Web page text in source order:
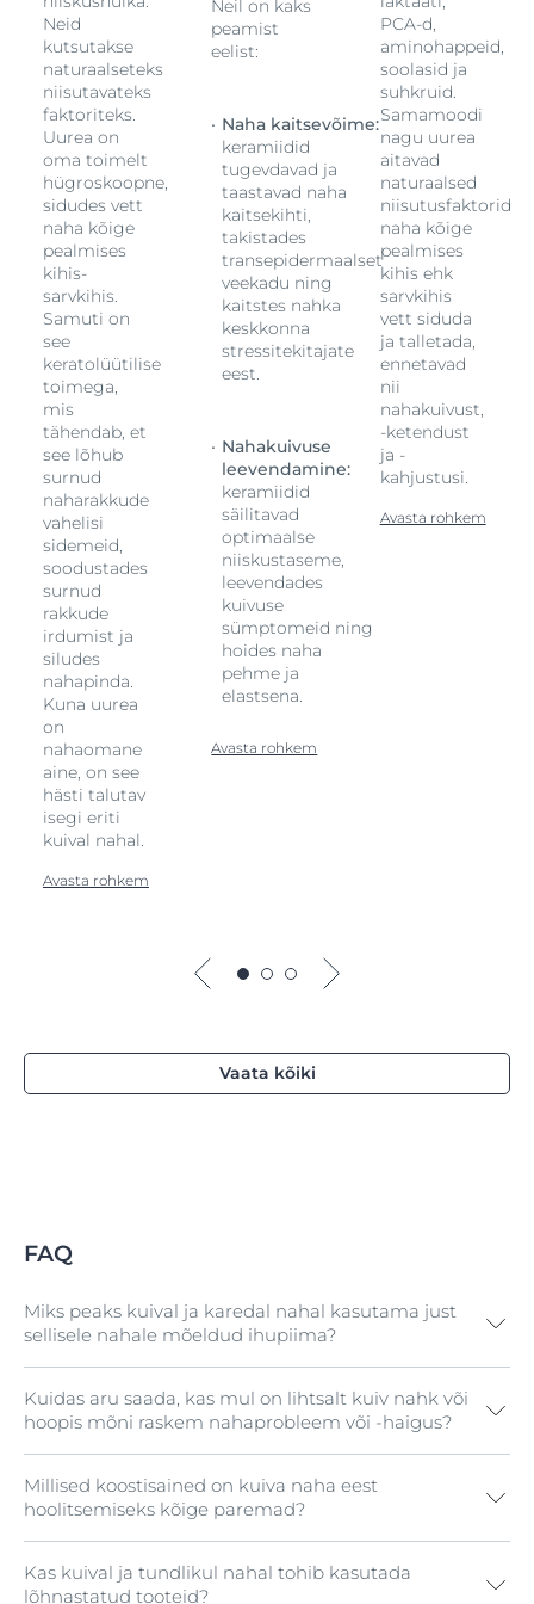
Neid
kutsutakse
naturaalseteks
niisutavateks
faktoriteks.
Uurea on
oma toimelt
hügroskoopne,
sidudes vett
naha kõige
pealmises
kihis-
sarvkihis.
Samuti on
see
keratolüütilise
toimega,
mis
tähendab, et
see lõhub
surnud
naharakkude
vahelisi
sidemeid,
soodustades
surnud
rakkude
irdumist ja
siludes
nahapinda.
Kuna uurea
on
nahaomane
aine, on see
hästi talutav
isegi eriti
kuival nahal.
Avasta rohkem
Neil on kaks
peamist
eelist:
Naha kaitsevõime:
keramiidid
tugevdavad ja
taastavad naha
kaitsekihti,
takistades
transepidermaalset
veekadu ning
kaitstes nahka
keskkonna
stressitekitajate
eest.
Nahakuivuse
leevendamine:
keramiidid
säilitavad
optimaalse
niiskustaseme,
leevendades
kuivuse
sümptomeid ning
hoides naha
pehme ja
elastsena.
Avasta rohkem
PCA-d,
aminohappeid,
soolasid ja
suhkruid.
Samamoodi
nagu uurea
aitavad
naturaalsed
niisutusfaktorid
naha kõige
pealmises
kihis ehk
sarvkihis
vett siduda
ja talletada,
ennetavad
nii
nahakuivust,
-ketendust
ja -
kahjustusi.
Avasta rohkem
Vaata kõiki
FAQ
Miks peaks kuival ja karedal nahal kasutama just
sellisele nahale mõeldud ihupiima?
Niisutavad tooted, mis on mõeldud kuivale ja karedale
nahale, sisaldavad rohkelt koostisaineid, mida nahk
vajab selleks, et ennetada niiskuskadu, siduda rohkem
vett ning tugevdada oma kaitsekihti. Kui kuiva naha
eest ei hoolitseta või tehakse seda tootega, mis ei
sisalda vajalikke koostisaineid, võib nahk muutuda
veelgi kuivemaks ja hakata isegi lõhenema.
Eucerin UreaRepair PLUS rahustava lõhna ja uureaga
Kuidas aru saada, kas mul on lihtsalt kuiv nahk või
hoopis mõni raskem nahaprobleem või -haigus?
Meie veebisaidilt leiad teavet kuiva naha, kseroosi ning
selliste nahaprobleemide kohta nagu ekseem
(atoopiline dermatiit), Keratosis pilaris (kananahk) ja
psoriaas. Samuti võid teha meie nahatesti, et saada
rohkem teavet oma nahatüübi ja selle kohta, kuidas
Millised koostisained on kuiva naha eest
hoolitsemiseks kõige paremad?
Üks kõige tuntumaid ja tõhusamaid ning enim
Kas kuival ja tundlikul nahal tohib kasutada
lõhnastatud tooteid?